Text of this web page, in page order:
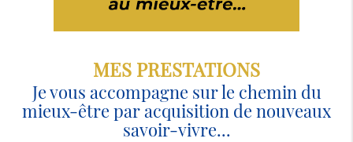
MES PRESTATIONS
Je vous accompagne sur le chemin du
mieux-être par acquisition de nouveaux
savoir-vivre...